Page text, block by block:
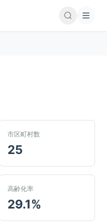
市区町村数
25
高齢化率
29.1%